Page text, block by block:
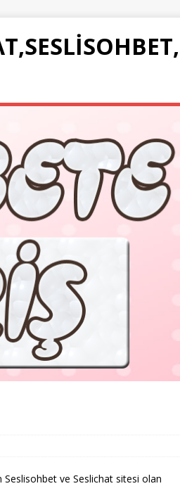
ve Seslichat sitesi olan